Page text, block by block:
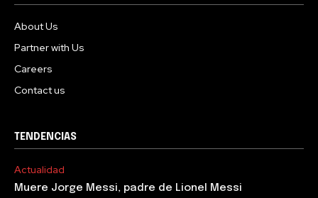
About Us
Partner with Us
Careers
Contact us
TENDENCIAS
Actualidad
Muere Jorge Messi, padre de Lionel Messi